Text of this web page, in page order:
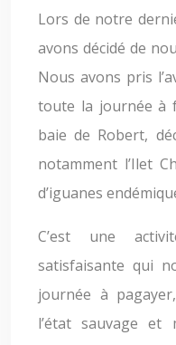
Lors de notre
avons décidé de
Nous avons pris
toute la journée à
baie de Robert,
notamment l’Ilet
d’iguanes
C’est une
satisfaisante qui
journée à
l’état sauvage et